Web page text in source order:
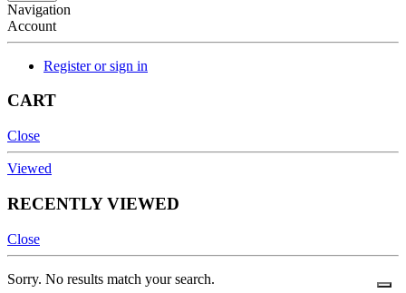
Navigation
Account
Register or sign in
CART
Close
Viewed
RECENTLY VIEWED
Close
Sorry. No results match your search.